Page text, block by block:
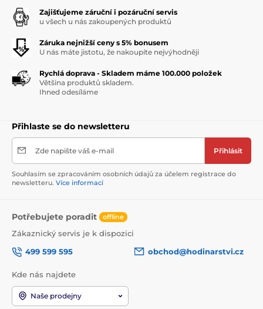
Zajišťujeme záruční i pozáruční servis
u všech u nás zakoupených produktů
Záruka nejnižší ceny s 5% bonusem
U nás máte jistotu, že nakoupíte nejvýhodněji
Rychlá doprava - Skladem máme 100.000 položek
Většina produktů skladem.
Ihned odesíláme
Přihlaste se do newsletteru
Zde napište váš e-mail Přihlásit
Souhlasím se zpracováním osobních údajů za účelem registrace do
newsletteru. Více informací
Potřebujete poradit offline
Zákaznický servis je k dispozici
499 599 595
obchod@hodinarstvi.cz
Kde nás najdete
Naše prodejny